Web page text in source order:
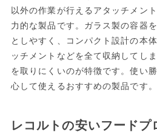
以外の作業が行えるアタッチメン
力的な製品です。ガラス製の容器
としやすく、コンパクト設計の本
ッチメントなどを全て収納してし
を取りにくいのが特徴です。使い
心して使えるおすすめの製品です。
レコルトの安いフードプ